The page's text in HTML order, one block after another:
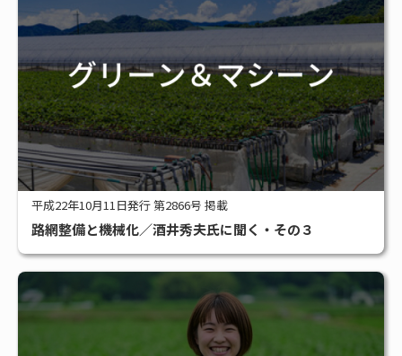
平成22年10月11日発行 第2866号 掲載
路網整備と機械化／酒井秀夫氏に聞く・その３